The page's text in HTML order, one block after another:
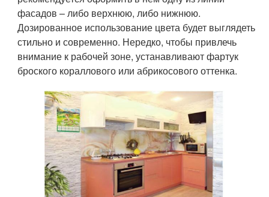
фасадов – либо верхнюю, либо нижнюю.
Дозированное использование цвета будет выглядеть
стильно и современно. Нередко, чтобы привлечь
внимание к рабочей зоне, устанавливают фартук
броского кораллового или абрикосового оттенка.